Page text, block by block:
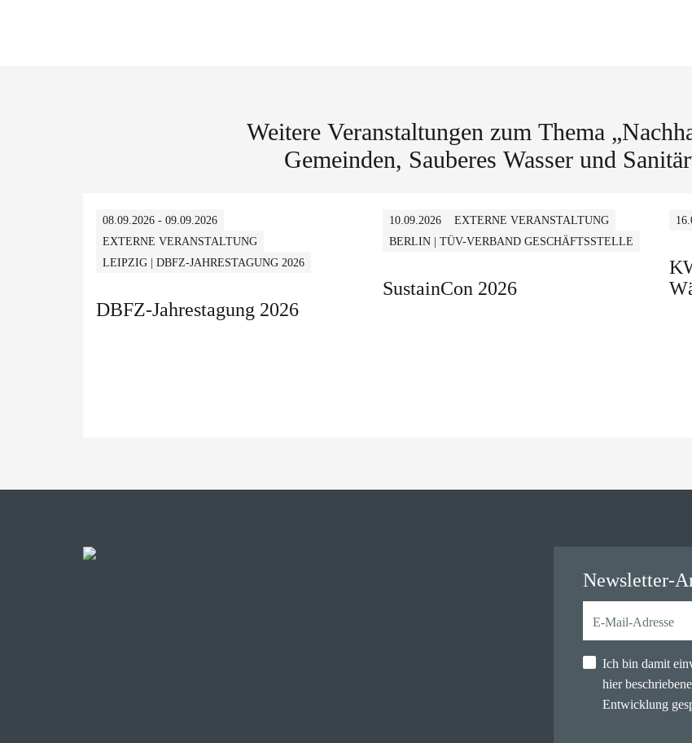
Weitere Veranstaltungen zum Thema
Gemeinden, Sauberes Wasser und
08.09.2026 - 09.09.2026
EXTERNE VERANSTALTUNG
LEIPZIG | DBFZ-JAHRESTAGUNG 2026
DBFZ-Jahrestagung 2026
10.09.2026
EXTERNE VERANSTALTUNG
BERLIN | TÜV-VERBAND GESCHÄFTSSTELLE
SustainCon 2026
Newsletter-
Ich bin damit
hier
Entwicklung